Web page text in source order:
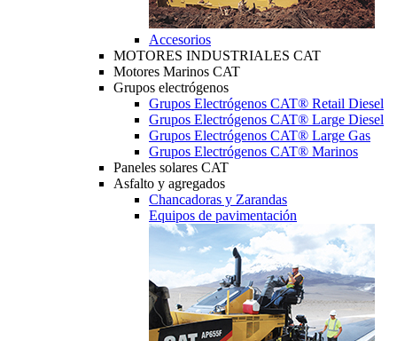
Accesorios
MOTORES INDUSTRIALES CAT
Motores Marinos CAT
Grupos electrógenos
Grupos Electrógenos CAT® Retail Diesel
Grupos Electrógenos CAT® Large Diesel
Grupos Electrógenos CAT® Large Gas
Grupos Electrógenos CAT® Marinos
Paneles solares CAT
Asfalto y agregados
Chancadoras y Zarandas
Equipos de pavimentación